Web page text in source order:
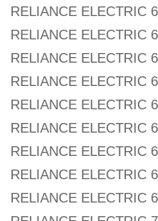
RELIANCE ELECTRIC
RELIANCE ELECTRIC
RELIANCE ELECTRIC
RELIANCE ELECTRIC
RELIANCE ELECTRIC
RELIANCE ELECTRIC
RELIANCE ELECTRIC
RELIANCE ELECTRIC
RELIANCE ELECTRIC